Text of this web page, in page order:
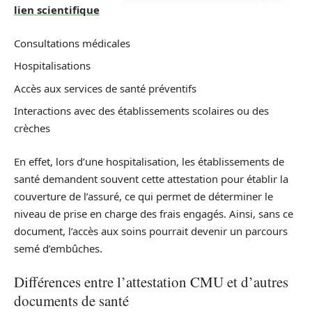
lien scientifique
Consultations médicales
Hospitalisations
Accès aux services de santé préventifs
Interactions avec des établissements scolaires ou des
crèches
En effet, lors d’une hospitalisation, les établissements de
santé demandent souvent cette attestation pour établir la
couverture de l’assuré, ce qui permet de déterminer le
niveau de prise en charge des frais engagés. Ainsi, sans ce
document, l’accès aux soins pourrait devenir un parcours
semé d’embûches.
Différences entre l’attestation CMU et d’autres
documents de santé